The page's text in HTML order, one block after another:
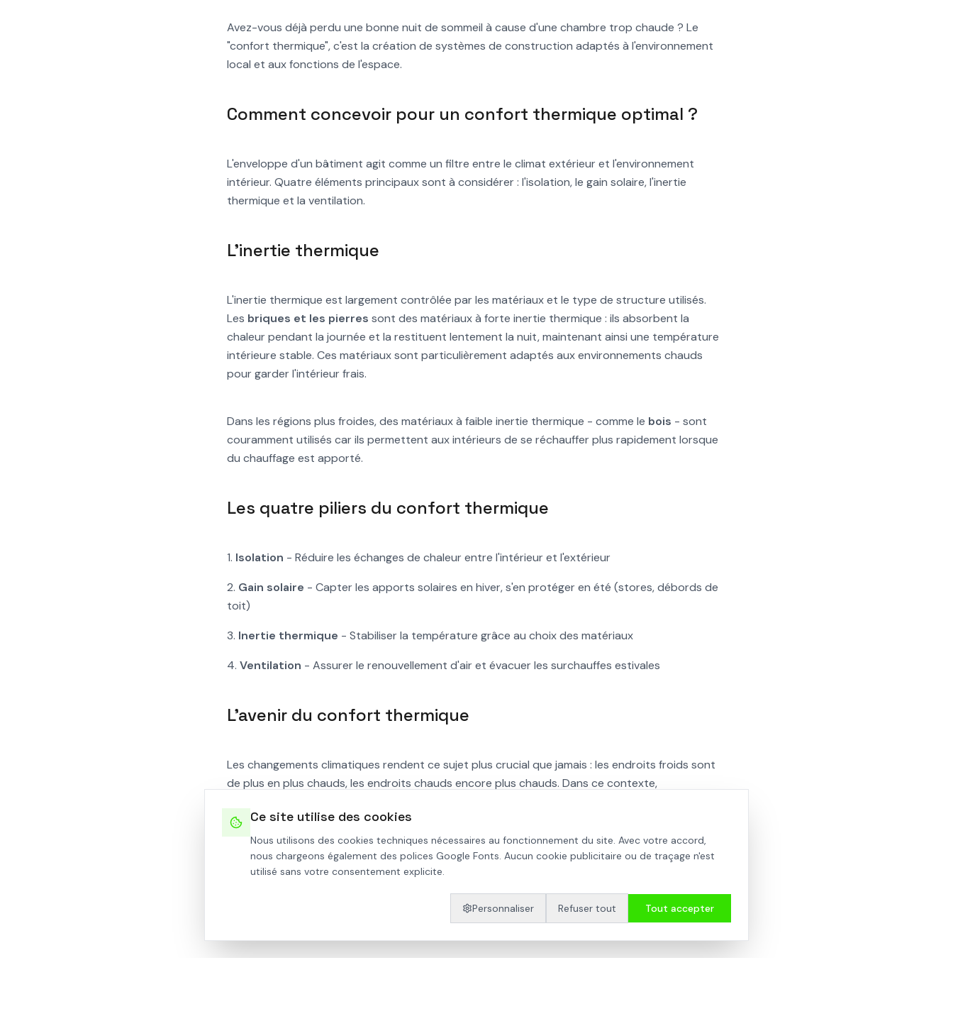
Avez-vous déjà perdu une bonne nuit de sommeil à cause d'une chambre trop chaude ? Le
"confort thermique", c'est la création de systèmes de construction adaptés à l'environnement
local et aux fonctions de l'espace.
Comment concevoir pour un confort thermique optimal ?
L'enveloppe d'un bâtiment agit comme un filtre entre le climat extérieur et l'environnement
intérieur. Quatre éléments principaux sont à considérer : l'isolation, le gain solaire, l'inertie
thermique et la ventilation.
L'inertie thermique
L'inertie thermique est largement contrôlée par les matériaux et le type de structure utilisés.
Les briques et les pierres sont des matériaux à forte inertie thermique : ils absorbent la
chaleur pendant la journée et la restituent lentement la nuit, maintenant ainsi une température
intérieure stable. Ces matériaux sont particulièrement adaptés aux environnements chauds
pour garder l'intérieur frais.
Dans les régions plus froides, des matériaux à faible inertie thermique - comme le bois - sont
couramment utilisés car ils permettent aux intérieurs de se réchauffer plus rapidement lorsque
du chauffage est apporté.
Les quatre piliers du confort thermique
1. Isolation - Réduire les échanges de chaleur entre l'intérieur et l'extérieur
2. Gain solaire - Capter les apports solaires en hiver, s'en protéger en été (stores, débords de
toit)
3. Inertie thermique - Stabiliser la température grâce au choix des matériaux
4. Ventilation - Assurer le renouvellement d'air et évacuer les surchauffes estivales
L'avenir du confort thermique
Les changements climatiques rendent ce sujet plus crucial que jamais : les endroits froids sont
de plus en plus chauds, les endroits chauds encore plus chauds. Dans ce contexte,
climatisation énergivore.
Chez Arche Studio, nous concevons des bâtiments qui atteignent naturellement le confort
et ventilation double flux. C'est la promesse d'un habitat confortable, économe et respectueux
Ce site utilise des cookies
Nous utilisons des cookies techniques nécessaires au fonctionnement du site. Avec votre accord,
nous chargeons également des polices Google Fonts. Aucun cookie publicitaire ou de traçage n'est
utilisé sans votre consentement explicite.
Personnaliser Refuser tout Tout accepter